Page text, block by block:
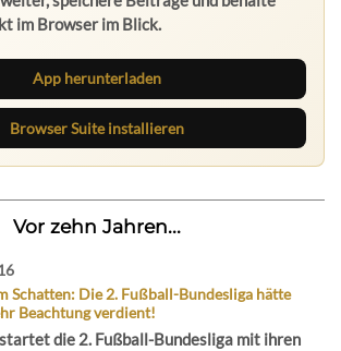
im Browser im Blick.
App herunterladen
Browser Suite installieren
Vor zehn Jahren...
Schatten: Die 2. Fußball-Bundesliga hätte
Beachtung verdient!
die 2. Fußball-Bundesliga mit ihren